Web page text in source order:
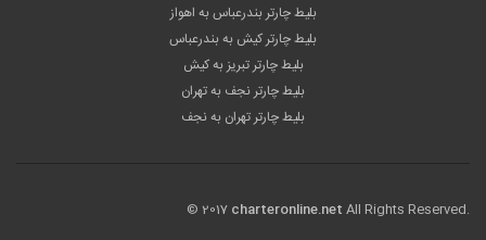
بلیط چارتر بندرعباس به اهواز
بلیط چارتر کیش به بندرعباس
بلیط چارتر تبریز به کیش
بلیط چارتر نجف به تهران
بلیط چارتر تهران به نجف
© 2017 charteronline.net All Rights Reserved.